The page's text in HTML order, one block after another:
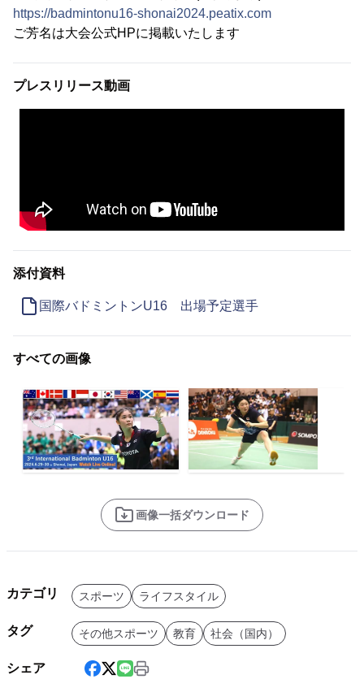
https://badmintonu16-shonai2024.peatix.com
ご芳名は大会公式HPに掲載いたします
プレスリリース動画
添付資料
国際バドミントンU16 出場予定選手
すべての画像
画像一括ダウンロード
カテゴリ スポーツ ライフスタイル
タグ その他スポーツ 教育 社会（国内）
シェア